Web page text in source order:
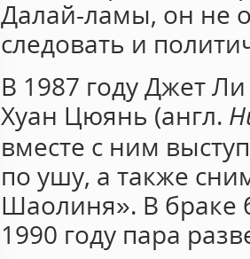
Далай-ламы, он не
следовать и
В 1987 году Джет
Хуан Цюянь (англ.
вместе с ним
по ушу, а также
Шаолиня». В браке
1990 году пара